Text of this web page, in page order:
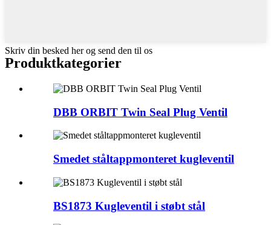
Skriv din besked her og send den til os
Produktkategorier
DBB ORBIT Twin Seal Plug Ventil
Smedet ståltappmonteret kugleventil
BS1873 Kugleventil i støbt stål